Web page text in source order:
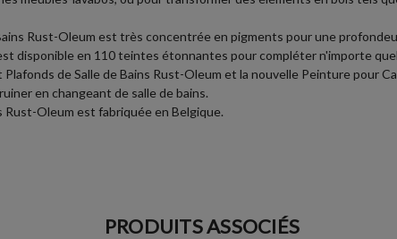
Rust-Oleum est très concentrée en pigments pour une
disponible en 110 teintes étonnantes pour compléter n'importe
de Salle de Bains Rust-Oleum et la nouvelle Peinture pour
en changeant de salle de bains.
Rust-Oleum est fabriquée en Belgique.
PRODUITS ASSOCIÉS